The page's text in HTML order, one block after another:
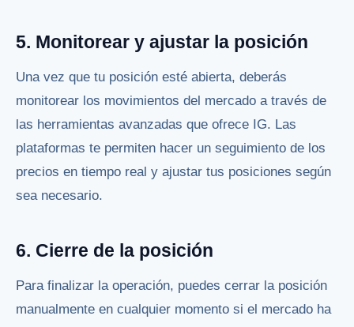
5. Monitorear y ajustar la posición
Una vez que tu posición esté abierta, deberás
monitorear los movimientos del mercado a través de
las herramientas avanzadas que ofrece IG. Las
plataformas te permiten hacer un seguimiento de los
precios en tiempo real y ajustar tus posiciones según
sea necesario.
6. Cierre de la posición
Para finalizar la operación, puedes cerrar la posición
manualmente en cualquier momento si el mercado ha